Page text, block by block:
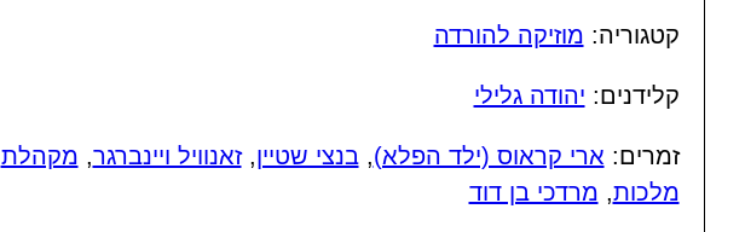
קטגוריה: מוזיקה להורדה
קלידנים: יהודה גלילי
זמרים: ארי קראוס (ילד הפלא),בנצי שטיין,זאנוויל ויינברגר, מקהלת
מלכות, מרדכי בן דוד